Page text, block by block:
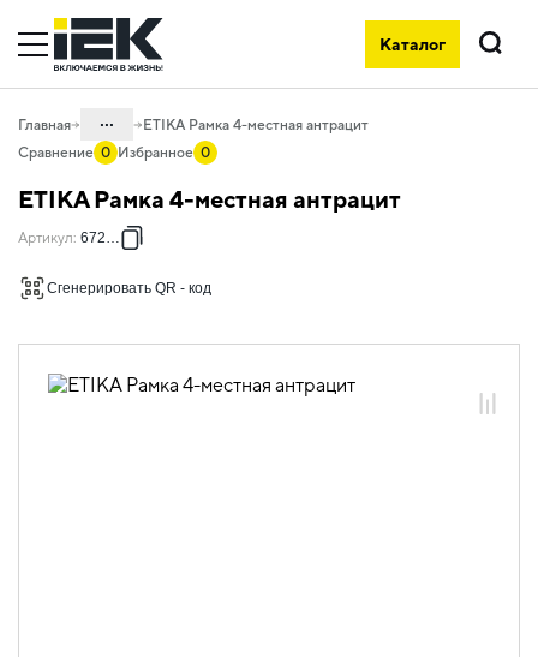
Каталог
Поиск
Главная ...
удлинители и силовые разъемы
06.01 Электроустановочные изделия
изделия скрытого монтажа ETIKA
06.01.13.12 Рамки пластиковые ETIKA
ETIKA Рамка 4-местная антрацит
Сравнение 0 Избранное 0
ETIKA Рамка 4-местная антрацит
Артикул: 672584
Сгенерировать QR - код